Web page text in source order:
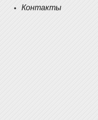
Контакты